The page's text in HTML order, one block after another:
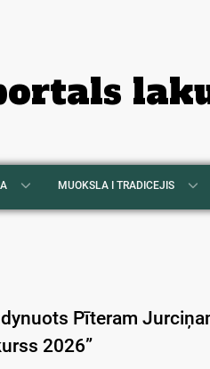
MUOKSLA I TRADICEJIS
Pīteram
2026”